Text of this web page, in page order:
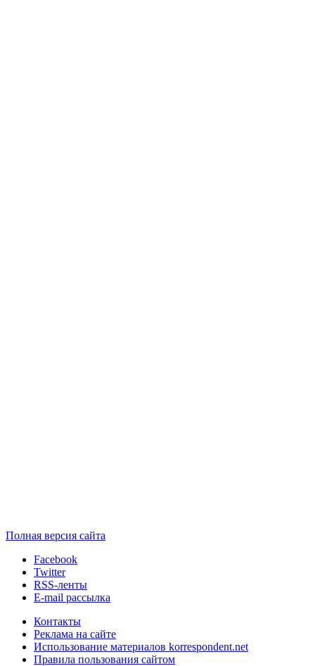
Полная версия сайта
Facebook
Twitter
RSS-ленты
E-mail рассылка
Контакты
Реклама на сайте
Использование материалов korrespondent.net
Правила пользования сайтом